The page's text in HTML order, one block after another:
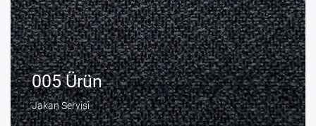
005 Ürün
Jakan Servisi